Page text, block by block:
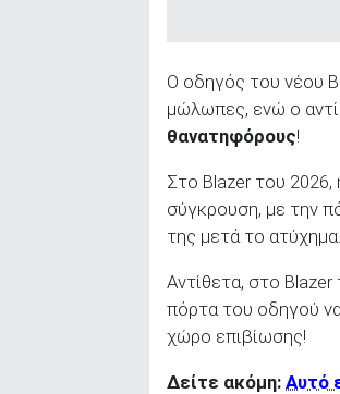
Ο οδηγός του νέου
μώλωπες, ενώ ο
θανατηφόρους!
Στο Blazer του
σύγκρουση, με την
της μετά το ατύχημα.
Αντίθετα, στο Blazer
πόρτα του οδηγού
χώρο επιβίωσης!
Δείτε ακόμη: Αυτό